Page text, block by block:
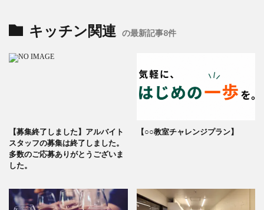
キッチン関連 の最新記事8件
【募集終了しました】アルバイト
スタッフの募集は終了しました。
多数のご応募ありがとうございま
した。
【○○教室チャレンジプラン】